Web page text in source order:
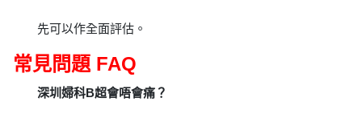
先可以作全面評估。
常見問題 FAQ
深圳婦科B超會唔會痛？